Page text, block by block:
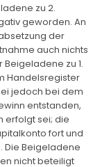
zu 2.
geworden. An
der
auch nichts
Beigeladene zu 1.
Handelsregister
jedoch bei dem
entstanden,
erfolgt sei; die
fort und
Die Beigeladene
nicht beteiligt